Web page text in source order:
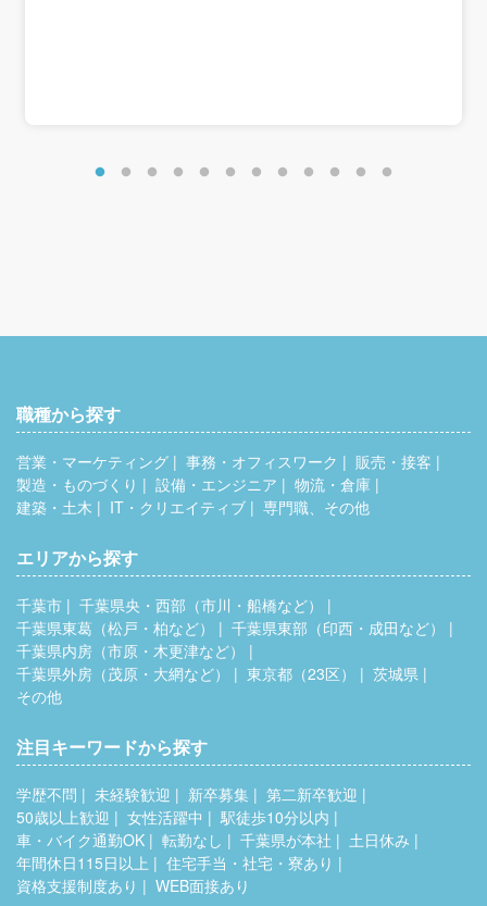
職種から探す
営業・マーケティング 事務・オフィスワーク
販売・接客
製造・ものづくり
設備・エンジニア
物流・倉庫
建築・土木
IT・クリエイティブ 専門職、その他
エリアから探す
千葉市
千葉県央・西部（市川・船橋など）
千葉県東葛（松戸・柏など）
千葉県東部（印西・成田など）
千葉県内房（市原・木更津など）
千葉県外房（茂原・大網など）
東京都（23区）
茨城県
その他
注目キーワードから探す
学歴不問 未経験歓迎 新卒募集
第二新卒歓迎
50歳以上歓迎
女性活躍中
駅徒歩10分以内
車・バイク通勤OK
転勤なし 千葉県が本社
土日休み
年間休日115日以上
住宅手当・社宅・寮あり
資格支援制度あり
WEB面接あり